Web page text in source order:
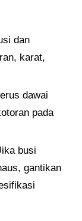
dan
karat,
dawai
pada
busi
gantikan